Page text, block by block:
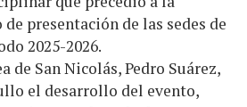
presentación de las sedes de
2025-2026.
de San Nicolás, Pedro Suárez,
el desarrollo del evento,